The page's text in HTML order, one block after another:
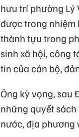
hưu trí phường Lý
được trong nhiệm
thành tựu trong
sinh xã hội, công
tin của cán bộ,
Ông kỳ vọng, sau
những quyết
nước, địa phương